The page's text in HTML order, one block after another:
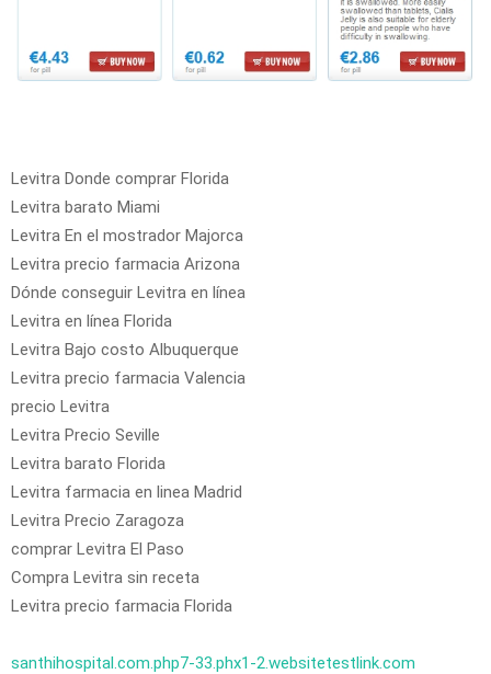
Levitra Donde comprar Florida
Levitra barato Miami
Levitra En el mostrador Majorca
Levitra precio farmacia Arizona
Dónde conseguir Levitra en línea
Levitra en línea Florida
Levitra Bajo costo Albuquerque
Levitra precio farmacia Valencia
precio Levitra
Levitra Precio Seville
Levitra barato Florida
Levitra farmacia en linea Madrid
Levitra Precio Zaragoza
comprar Levitra El Paso
Compra Levitra sin receta
Levitra precio farmacia Florida
santhihospital.com.php7-33.phx1-2.websitetestlink.com